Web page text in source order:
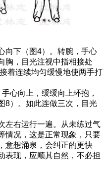
向下（图4）。转腕，手心
胸，目光注视中指相接处
着连续均匀缓慢地使两手打
心向上，缓缓向上环抱，
8）。如此连做三次，目光
左右运行一遍。从未练过气
情况，这是正常现象，只要
意想涌泉，会纠正的更快
表现，应顺其自然，不必担